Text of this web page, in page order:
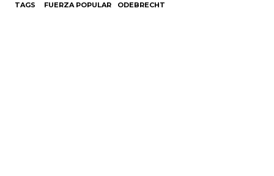
TAGS FUERZA POPULAR ODEBRECHT